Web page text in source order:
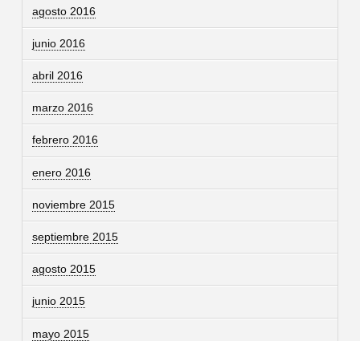
agosto 2016
junio 2016
abril 2016
marzo 2016
febrero 2016
enero 2016
noviembre 2015
septiembre 2015
agosto 2015
junio 2015
mayo 2015